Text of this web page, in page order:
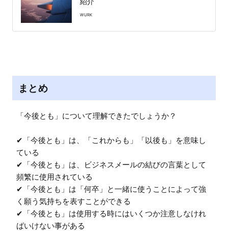
WURK
まとめ
「今後とも」について理解できたでしょうか？
✔︎「今後とも」は、「これからも」「以後も」を意味し
ている
✔︎「今後とも」は、ビジネスメールの結びの言葉として
頻繁に使用されている
✔︎「今後とも」は「何卒」と一緒に使うことによって強
く願う気持ちを表すことができる
✔︎「今後とも」は使用する時にはいくつか注意しなけれ
ばいけない事がある